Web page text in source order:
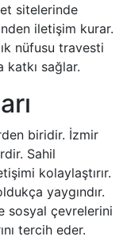
sitelerinde
iletişim kurar.
nüfusu travesti
katkı sağlar.
biridir. İzmir
Sahil
kolaylaştırır.
yaygındır.
sosyal çevrelerini
tercih eder.